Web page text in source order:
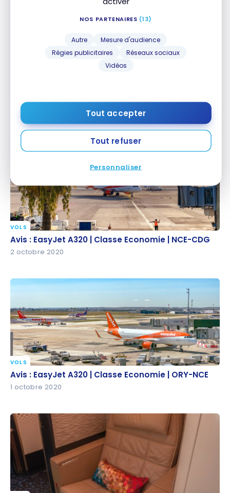
NOS PARTENAIRES (13)
Autre
Mesure d'audience
Régies publicitaires
Réseaux sociaux
Vidéos
Tout accepter
Tout refuser
Personnaliser
YYC
16 novembre 2020
Avis : EasyJet A320 | Classe Economie | NCE-CDG
VOLS
Avis : EasyJet A320 | Classe Economie | NCE-CDG
2 octobre 2020
Avis : EasyJet A320 | Classe Economie | ORY-NCE
VOLS
Avis : EasyJet A320 | Classe Economie | ORY-NCE
1 octobre 2020